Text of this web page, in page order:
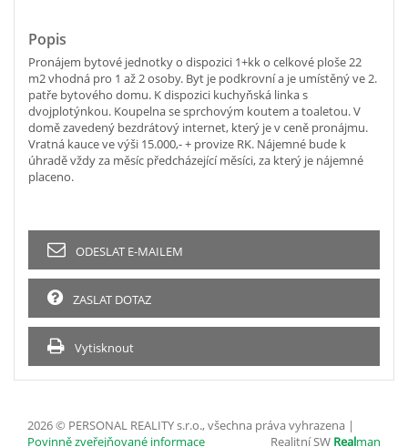
Popis
Pronájem bytové jednotky o dispozici 1+kk o celkové ploše 22
m2 vhodná pro 1 až 2 osoby. Byt je podkrovní a je umístěný ve 2.
patře bytového domu. K dispozici kuchyňská linka s
dvojplotýnkou. Koupelna se sprchovým koutem a toaletou. V
domě zavedený bezdrátový internet, který je v ceně pronájmu.
Vratná kauce ve výši 15.000,- + provize RK. Nájemné bude k
úhradě vždy za měsíc předcházející měsíci, za který je nájemné
placeno.
ODESLAT E-MAILEM
ZASLAT DOTAZ
Vytisknout
2026 © PERSONAL REALITY s.r.o., všechna práva vyhrazena |
Povinně zveřejňované informace
Realitní SW Realman